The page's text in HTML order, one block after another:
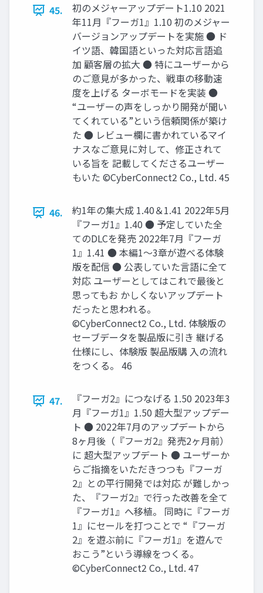
45.
初のメジャーアップデート1.10 2021
年11月『フーガ1』1.10 初のメジャー
バージョンアップデートを実施 ● ド
イツ語、韓国語といった対応言語追
加 顧客層の拡大 ● 特にユーザーから
のご意見が多かった、戦車の移動速
度を上げる ターボモードを実装 ●
“ユーザーの声をしっかり開発が聞い
てくれている”という信頼関係が築け
た ● レビュー欄に書かれているマイ
ナスなご意見に対して、修正されて
いる旨を 記載してくださるユーザー
もいた ©CyberConnect2 Co., Ltd. 45
46.
約1年の集大成 1.40＆1.41 2022年5月
『フーガ1』1.40 ● 予定していた全
てのDLCを発売 2022年7月『フーガ
1』1.41 ● 本編1～3章が遊べる体験
版を配信 ● 公表していた言語に全て
対応 ユーザーとしてはこれで最後と
思ってもお かしくないアップデート
だったと思われる。
©CyberConnect2 Co., Ltd. 体験版の
セーブデータを製品版に引き 継げる
仕様にし、体験版 製品版購 入の流れ
をつくる。 46
47.
『フーガ2』につなげる 1.50 2023年3
月『フーガ1』1.50 超大型アップデー
ト ● 2022年7月のアップデートから
8ヶ月後（『フーガ2』発売2ヶ月前）
に 超大型アップデート ● ユーザーか
らご指摘をいただきつつも『フーガ
2』との平行開発では対応 が難しかっ
た、『フーガ2』で行った改善を全て
『フーガ1』へ移植。 同時に『フーガ
1』にセールを打つことで “『フーガ
2』を遊ぶ前に『フーガ1』を遊んで
おこう”という導線をつくる。
©CyberConnect2 Co., Ltd. 47